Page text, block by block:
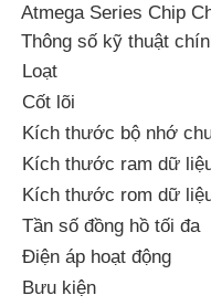
Các sản phẩm
Video
Atmega Series Chip
Thông số kỹ thuật
Loạt
Cốt lõi
Kích thước bộ nhớ
Kích thước ram dữ
Kích thước rom dữ
Tần số đồng hồ tối đa
Điện áp hoạt động
Bưu kiện